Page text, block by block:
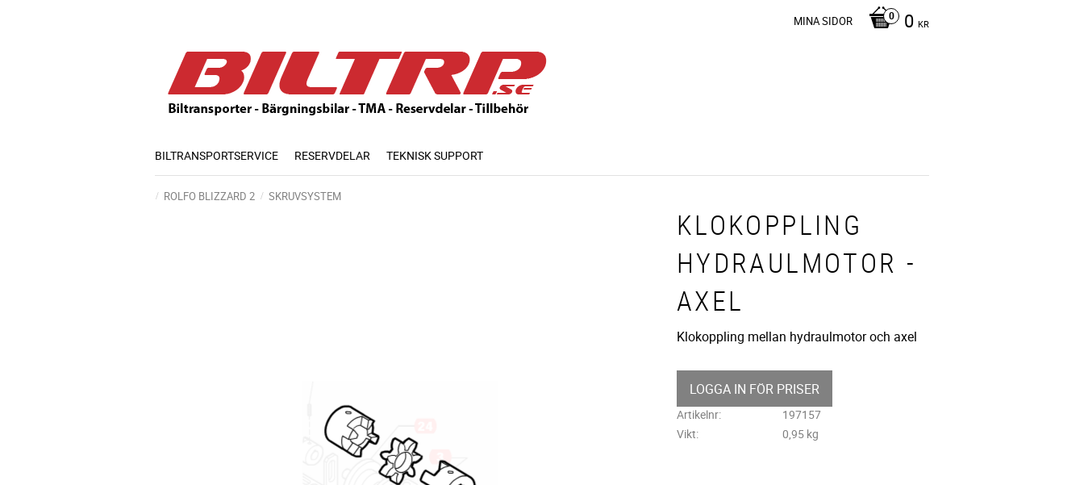
0 KR
MINA SIDOR
BILTRANSPORTSERVICE RESERVDELAR TEKNISK SUPPORT
ROLFO BLIZZARD 2 SKRUVSYSTEM
KLOKOPPLING
HYDRAULMOTOR -
AXEL
Klokoppling mellan hydraulmotor och axel
LOGGA IN FÖR PRISER
Artikelnr
197157
Vikt
0,95 kg